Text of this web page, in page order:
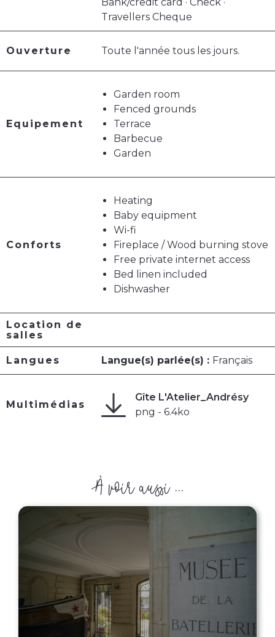
Travellers Cheque
Ouverture Toute l'année tous les jours.
Equipement
Garden room
Fenced grounds
Terrace
Barbecue
Garden
Conforts
Heating
Baby equipment
Wi-fi
Fireplace / Wood burning stove
Free private internet access
Bed linen included
Dishwasher
Location de
salles
Langues Langue(s) parlée(s) : Français
Multimédias
Gîte L'Atelier_Andrésy
png - 6.4ko
À voir aussi ...